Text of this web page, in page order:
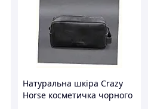
Натуральна шкіра Crazy
Horse косметичка чорного